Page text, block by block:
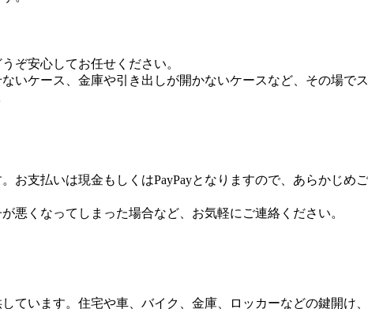
ぞ安心してお任せください。
ケース、金庫や引き出しが開かないケースなど、その場で
支払いは現金もしくはPayPayとなりますので、あらかじめご
悪くなってしまった場合など、お気軽にご連絡ください。
ています。住宅や車、バイク、金庫、ロッカーなどの鍵開け